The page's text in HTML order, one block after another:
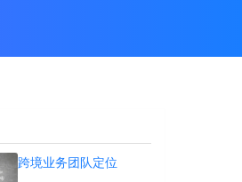
跨境业务团队定位